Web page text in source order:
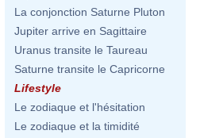
La conjonction Saturne Pluton
Jupiter arrive en Sagittaire
Uranus transite le Taureau
Saturne transite le Capricorne
Lifestyle
Le zodiaque et l'hésitation
Le zodiaque et la timidité